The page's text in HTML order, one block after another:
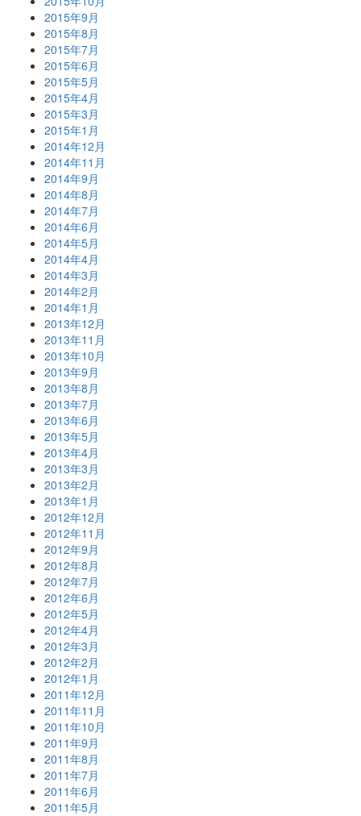
2015年9月
2015年8月
2015年7月
2015年6月
2015年5月
2015年4月
2015年3月
2015年1月
2014年12月
2014年11月
2014年9月
2014年8月
2014年7月
2014年6月
2014年5月
2014年4月
2014年3月
2014年2月
2014年1月
2013年12月
2013年11月
2013年10月
2013年9月
2013年8月
2013年7月
2013年6月
2013年5月
2013年4月
2013年3月
2013年2月
2013年1月
2012年12月
2012年11月
2012年9月
2012年8月
2012年7月
2012年6月
2012年5月
2012年4月
2012年3月
2012年2月
2012年1月
2011年12月
2011年11月
2011年10月
2011年9月
2011年8月
2011年7月
2011年6月
2011年5月